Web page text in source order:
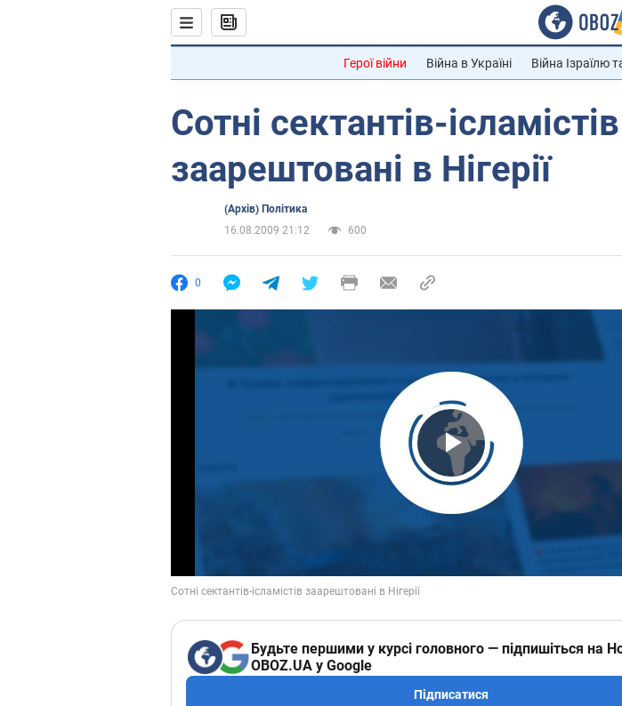
Герої війни Війна в Україні Війна Ізраїлю
Сотні сектантів-ісламістів
заарештовані в Нігерії
(Архів) Політика
16.08.2009 21:12
600
0
Play Video
Будьте першими у курсі головного — підпишіться на
OBOZ.UA у Google
Підписатися